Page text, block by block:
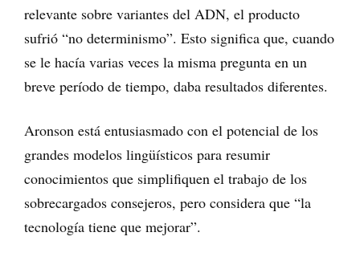
relevante sobre variantes del ADN, el producto
sufrió “no determinismo”. Esto significa que, cuando
se le hacía varias veces la misma pregunta en un
breve período de tiempo, daba resultados diferentes.
Aronson está entusiasmado con el potencial de los
grandes modelos lingüísticos para resumir
conocimientos que simplifiquen el trabajo de los
sobrecargados consejeros, pero considera que “la
tecnología tiene que mejorar”.